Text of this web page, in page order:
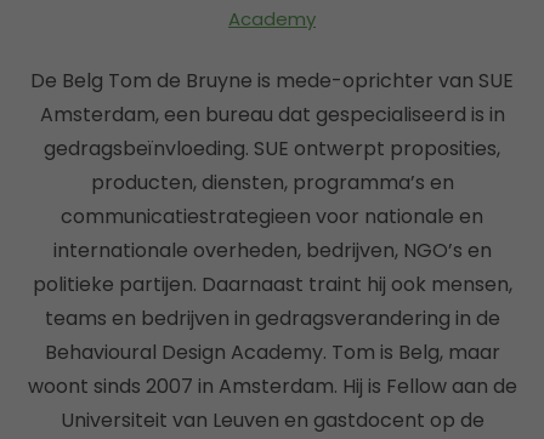
Academy
De Belg Tom de Bruyne is mede-oprichter van SUE
Amsterdam, een bureau dat gespecialiseerd is in
gedragsbeïnvloeding. SUE ontwerpt proposities,
producten, diensten, programma’s en
communicatiestrategieen voor nationale en
internationale overheden, bedrijven, NGO’s en
politieke partijen. Daarnaast traint hij ook mensen,
teams en bedrijven in gedragsverandering in de
Behavioural Design Academy. Tom is Belg, maar
woont sinds 2007 in Amsterdam. Hij is Fellow aan de
Universiteit van Leuven en gastdocent op de